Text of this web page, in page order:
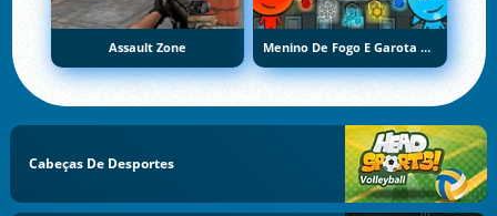
Assault Zone Menino De Fogo E Garota De Água 5: Elementos
Cabeças De Desportes